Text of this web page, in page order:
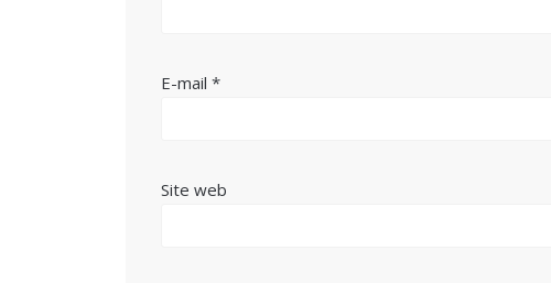
E-mail*
Site web